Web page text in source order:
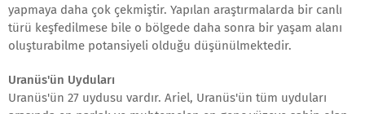
yapmaya daha çok çekmiştir. Yapılan araştırmalarda bir canlı
türü keşfedilmese bile o bölgede daha sonra bir yaşam alanı
oluşturabilme potansiyeli olduğu düşünülmektedir.
Uranüs'ün Uyduları
Uranüs'ün 27 uydusu vardır. Ariel, Uranüs'ün tüm uyduları